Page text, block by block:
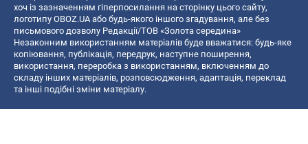
хоч із зазначенням гіперпосилання на сторінку цього сайту,
логотипу OBOZ.UA або будь-якого іншого згадування, але без
письмового дозволу Редакції/ТОВ «Золота середина»
Незаконним використанням матеріалів буде вважатися: будь-яке
копiювання, публiкацiя, передрук, наступне поширення,
використання, переробка з використанням, включенням до
складу інших матеріалів, розповсюдження, адаптація, переклад
та інші подібні зміни матеріалу.